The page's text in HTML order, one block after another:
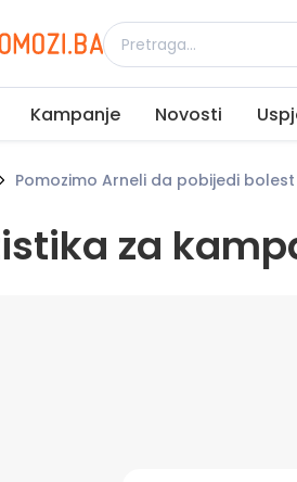
Pomozi.ba
Kampanje Novosti
Pomozimo Arneli da pobijedi bolest
za